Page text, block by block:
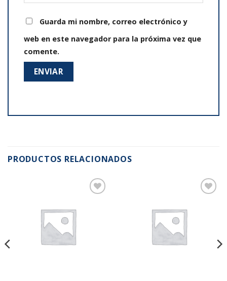
Guarda mi nombre, correo electrónico y
web en este navegador para la próxima vez que
comente.
PRODUCTOS RELACIONADOS